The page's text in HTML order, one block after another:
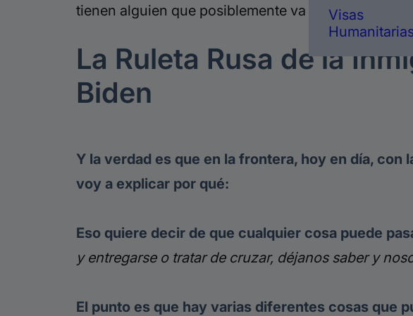
Visas
tienen alguien que posiblemente va a llegar a la
La Ruleta Rusa de la
Biden
Y la verdad es que en la frontera, hoy en día,
voy a explicar por qué:
Eso quiere decir de que cualquier cosa puede
y entregarse o tratar de cruzar, déjanos saber y
El punto es que hay varias diferentes cosas que